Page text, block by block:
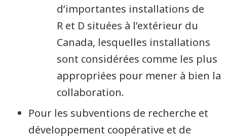
d’importantes installations de
R et D situées à l’extérieur du
Canada, lesquelles installations
sont considérées comme les plus
appropriées pour mener à bien la
collaboration.
Pour les subventions de recherche et
développement coopérative et de